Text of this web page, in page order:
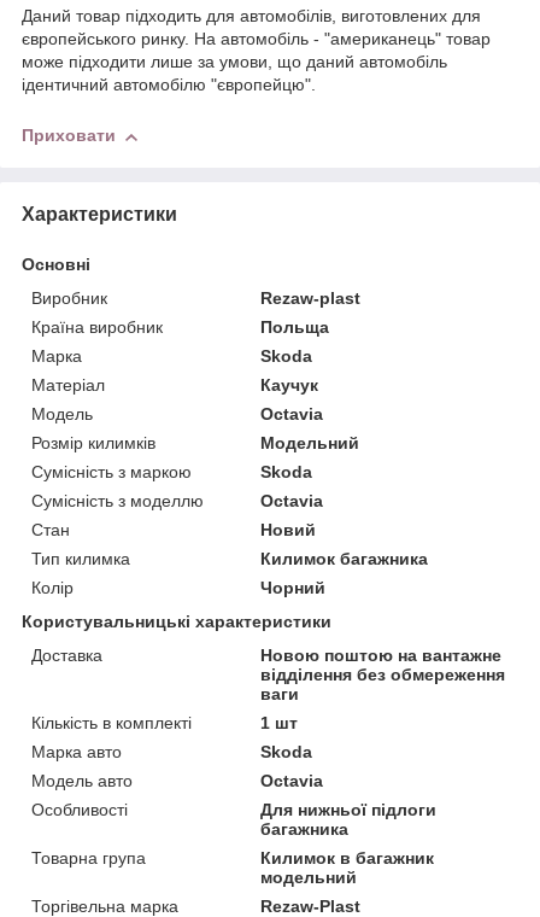
Даний товар підходить для автомобілів, виготовлених для
європейського ринку. На автомобіль - "американець" товар
може підходити лише за умови, що даний автомобіль
ідентичний автомобілю "європейцю".
Приховати
Характеристики
Основні
Виробник
Rezaw-plast
Країна виробник
Польща
Марка
Skoda
Матеріал
Каучук
Модель
Octavia
Розмір килимків
Модельний
Сумісність з маркою
Skoda
Сумісність з моделлю
Octavia
Стан
Новий
Тип килимка
Килимок багажника
Колір
Чорний
Користувальницькі характеристики
Доставка
Новою поштою на вантажне
відділення без обмереження
ваги
Кількість в комплекті
1 шт
Марка авто
Skoda
Модель авто
Octavia
Особливості
Для нижньої підлоги
багажника
Товарна група
Килимок в багажник
модельний
Торгівельна марка
Rezaw-Plast